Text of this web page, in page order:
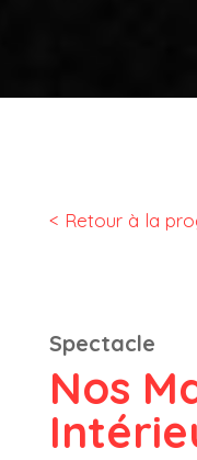
< Retour à la
Spectacle
Nos